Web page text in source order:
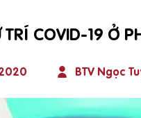
COVID-19 Ở
BTV Ngọc